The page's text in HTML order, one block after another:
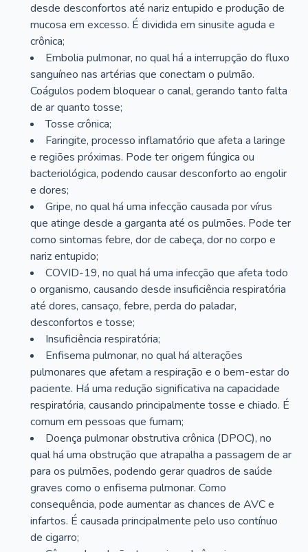
desde desconfortos até nariz entupido e produção de
mucosa em excesso. É dividida em sinusite aguda e
crônica;
Embolia pulmonar, no qual há a interrupção do fluxo
sanguíneo nas artérias que conectam o pulmão.
Coágulos podem bloquear o canal, gerando tanto falta
de ar quanto tosse;
Tosse crônica;
Faringite, processo inflamatório que afeta a laringe
e regiões próximas. Pode ter origem fúngica ou
bacteriológica, podendo causar desconforto ao engolir
e dores;
Gripe, no qual há uma infecção causada por vírus
que atinge desde a garganta até os pulmões. Pode ter
como sintomas febre, dor de cabeça, dor no corpo e
nariz entupido;
COVID-19, no qual há uma infecção que afeta todo
o organismo, causando desde insuficiência respiratória
até dores, cansaço, febre, perda do paladar,
desconfortos e tosse;
Insuficiência respiratória;
Enfisema pulmonar, no qual há alterações
pulmonares que afetam a respiração e o bem-estar do
paciente. Há uma redução significativa na capacidade
respiratória, causando principalmente tosse e chiado. É
comum em pessoas que fumam;
Doença pulmonar obstrutiva crônica (DPOC), no
qual há uma obstrução que atrapalha a passagem de ar
para os pulmões, podendo gerar quadros de saúde
graves como o enfisema pulmonar. Como
consequência, pode aumentar as chances de AVC e
infartos. É causada principalmente pelo uso contínuo
de cigarro;